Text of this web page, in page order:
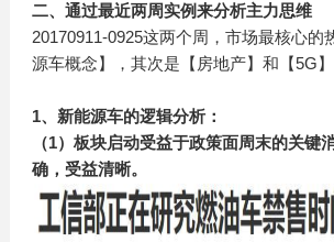
二、通过最近两周实例来分析主力思维
20170911-0925这两个周，市场最核心的
源车概念】，其次是【房地产】和【5G】
1、新能源车的逻辑分析：
（1）板块启动受益于政策面周末的关键
确，受益清晰。